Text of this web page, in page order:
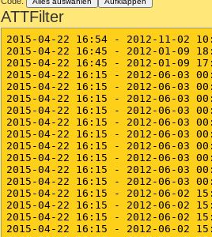
ATTFilter
2015-04-22 16:54 - 2012-11-02 10:26 - 00023040 _____ (Microsoft Corporation) C:\Windows\SysWOW64\dpnsvr.exe
2015-04-22 16:45 - 2012-01-09 18:16 - 00708096 _____ (Microsoft Corporation) C:\Windows\system32\rdpencom.dll
2015-04-22 16:45 - 2012-01-09 17:54 - 00613376 _____ (Microsoft Corporation) C:\Windows\SysWOW64\rdpencom.dll
2015-04-22 16:15 - 2012-06-03 00:19 - 02428952 _____ (Microsoft Corporation) C:\Windows\system32\wuaueng.dll
2015-04-22 16:15 - 2012-06-03 00:19 - 00701976 _____ (Microsoft Corporation) C:\Windows\system32\wuapi.dll
2015-04-22 16:15 - 2012-06-03 00:19 - 00577048 _____ (Microsoft Corporation) C:\Windows\SysWOW64\wuapi.dll
2015-04-22 16:15 - 2012-06-03 00:19 - 00057880 _____ (Microsoft Corporation) C:\Windows\system32\wuauclt.exe
2015-04-22 16:15 - 2012-06-03 00:19 - 00044056 _____ (Microsoft Corporation) C:\Windows\system32\wups2.dll
2015-04-22 16:15 - 2012-06-03 00:19 - 00038424 _____ (Microsoft Corporation) C:\Windows\system32\wups.dll
2015-04-22 16:15 - 2012-06-03 00:19 - 00035864 _____ (Microsoft Corporation) C:\Windows\SysWOW64\wups.dll
2015-04-22 16:15 - 2012-06-03 00:15 - 02622464 _____ (Microsoft Corporation) C:\Windows\system32\wucltux.dll
2015-04-22 16:15 - 2012-06-03 00:15 - 00099840 _____ (Microsoft Corporation) C:\Windows\system32\wudriver.dll
2015-04-22 16:15 - 2012-06-03 00:12 - 00088576 _____ (Microsoft Corporation) C:\Windows\SysWOW64\wudriver.dll
2015-04-22 16:15 - 2012-06-02 15:19 - 00186752 _____ (Microsoft Corporation) C:\Windows\system32\wuwebv.dll
2015-04-22 16:15 - 2012-06-02 15:19 - 00171904 _____ (Microsoft Corporation) C:\Windows\SysWOW64\wuwebv.dll
2015-04-22 16:15 - 2012-06-02 15:15 - 00036864 _____ (Microsoft Corporation) C:\Windows\system32\wuapp.exe
2015-04-22 16:15 - 2012-06-02 15:12 - 00033792 _____ (Microsoft Corporation) C:\Windows\SysWOW64\wuapp.exe
2015-04-22 15:36 - 2015-04-22 15:37 - 00000000 ____D () C:\Windows\SysWOW64\vi-VN
2015-04-22 15:36 - 2015-04-22 15:37 - 00000000 ____D () C:\Windows\SysWOW64\eu-ES
2015-04-22 15:36 - 2015-04-22 15:37 - 00000000 ____D () C:\Windows\SysWOW64\ca-ES
2015-04-22 15:36 - 2015-04-22 15:37 - 00000000 ____D () C:\Windows\system32\eu-ES
2015-04-22 15:36 - 2015-04-22 15:37 - 00000000 ____D () C:\Windows\system32\ca-ES
2015-04-22 15:36 - 2015-04-22 15:36 - 00000000 ____D () C:\Windows\system32\vi-VN
2015-04-22 15:21 - 2015-04-22 15:21 - 00000000 ____D () C:\Windows\system32\SPReview
2015-04-22 15:15 - 2009-04-11 00:15 - 00738264 _____ (Microsoft Corporation) C:\Windows\system32\Drivers\ndis.sys
2015-04-22 15:15 - 2009-04-11 00:15 - 00347112 _____ (Microsoft Corporation) C:\Windows\system32\Drivers\netio.sys
2015-04-22 15:15 - 2009-04-11 00:15 - 00310760 _____ (Microsoft Corporation) C:\Windows\system32\Drivers\msrpc.sys
2015-04-22 15:15 - 2009-04-11 00:15 - 00215528 _____ (Microsoft Corporation) C:\Windows\system32\Drivers\msiscsi.sys
2015-04-22 15:15 - 2009-